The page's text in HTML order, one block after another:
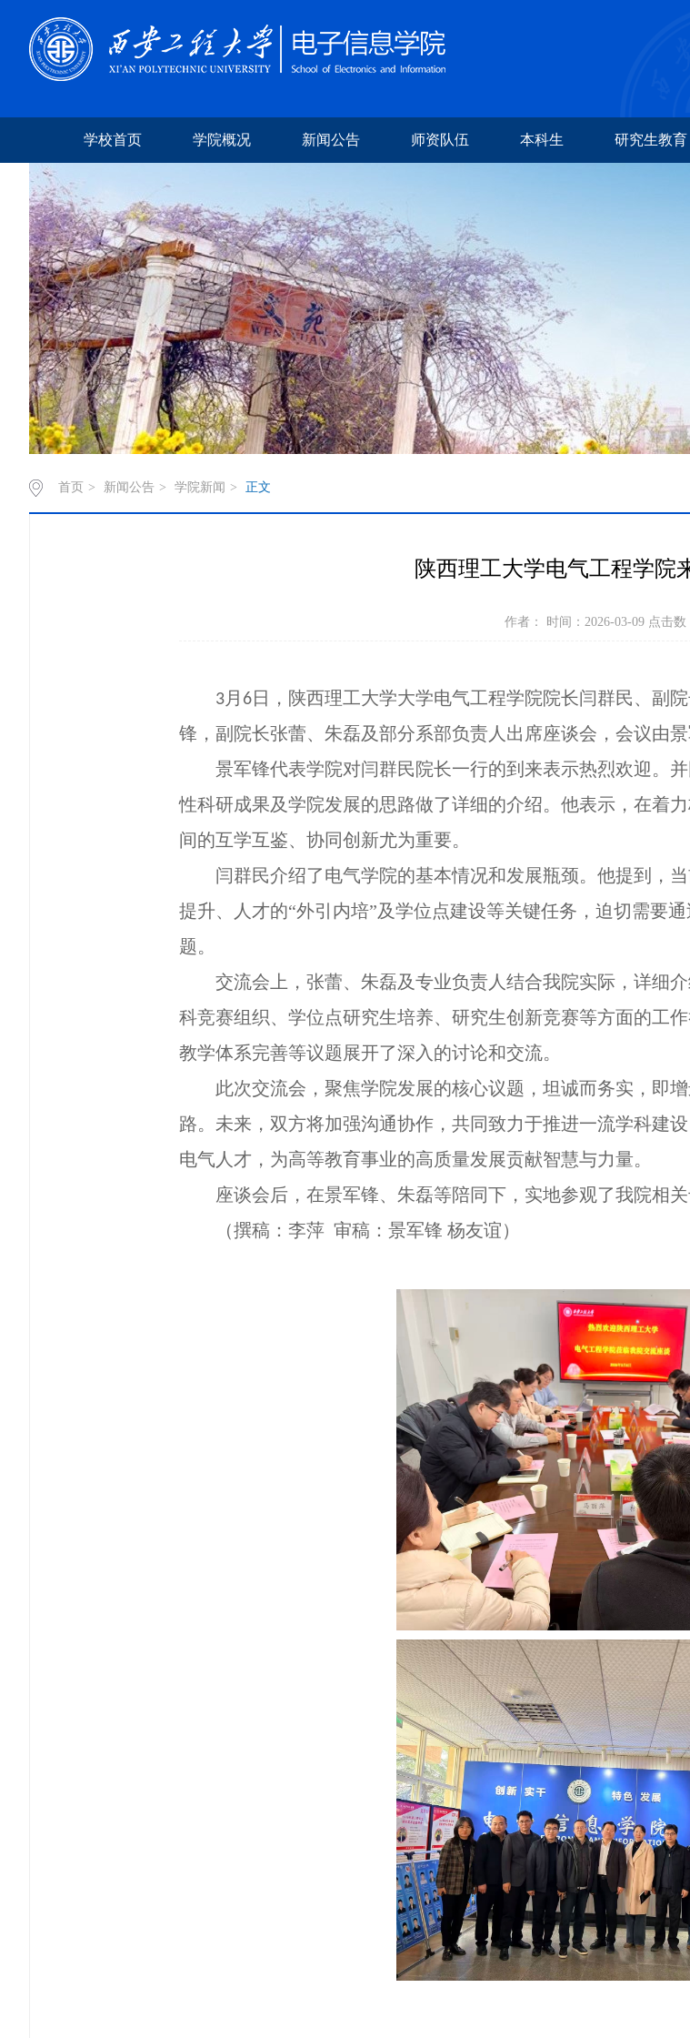
学校首页 学院概况 新闻公告 师资队伍 本科生 研究生教育
首页 > 新闻公告 > 学院新闻 > 正文
陕西理工大学电气工程学院
作者： 时间：2026-03-09 点击数
3 月 6 日，陕西理工大学大学电气工程学院院长闫群民、副
锋，副院长张蕾、朱磊及部分系部负责人出席座谈会，会议由景
景军锋代表学院对闫群民院长一行的到来表示热烈欢迎。
性科研成果及学院发展的思路做了详细的介绍。他表示，在着
间的互学互鉴、协同创新尤为重要。
闫群民介绍了电气学院的基本情况和发展瓶颈。他提到，
提升、人才的“外引内培”及学位点建设等关键任务， 迫切需要
题。
交流会上，张蕾、朱磊及专业负责人结合我院实际，详细
科竞赛组织、学位点研究生培养、研究生创新竞赛等方面的工
教学体系完善等议题展开了深入的讨论和交流。
此次交流会，聚焦学院发展的核心议题，坦诚而务实，即
路。未来，双方将加强沟通协作，共同致力于推进一流学科建
电气人才，为高等教育事业的高质量发展贡献智慧与力量。
座谈会后，在景军锋、朱磊等陪同下，实地参观了我院相关
（撰稿：李萍 审稿：景军锋 杨友谊）